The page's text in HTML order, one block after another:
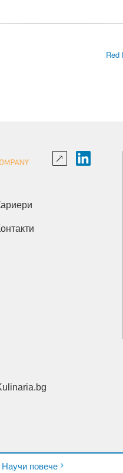
Red
Научи повече
Кариери
Контакти
Kulinaria.bg